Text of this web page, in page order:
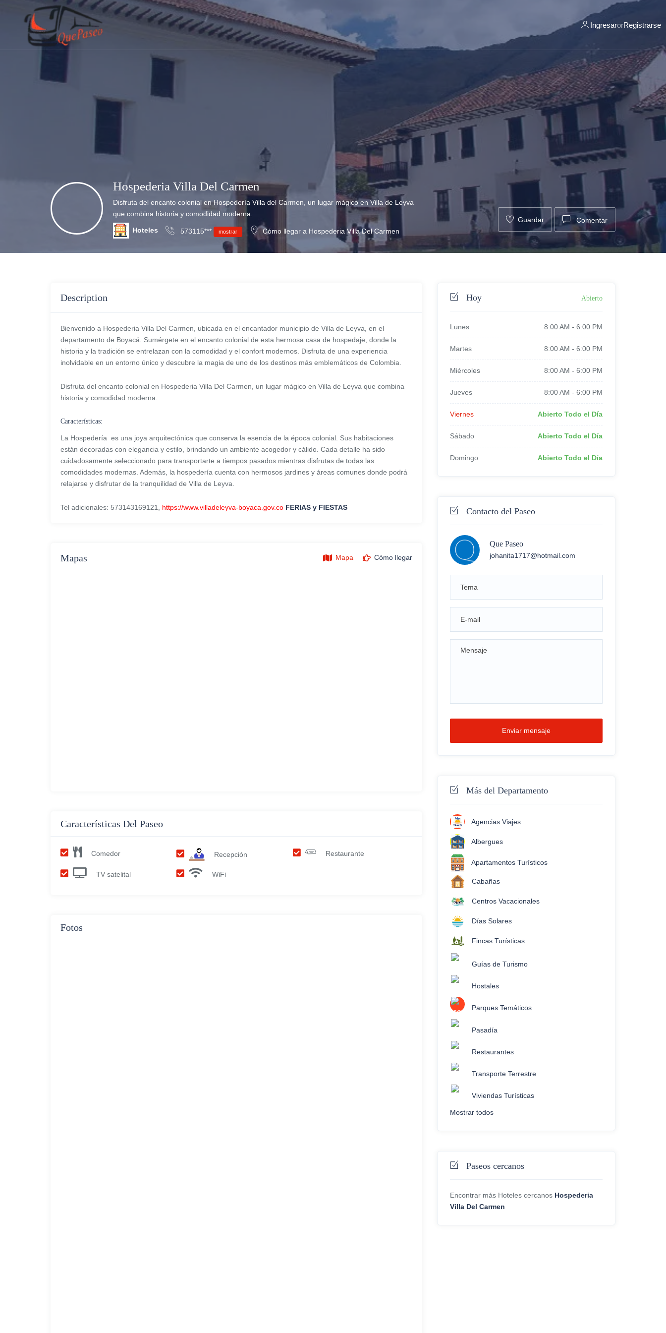
IngresarorRegistrarse
Hospederia Villa Del Carmen
Disfruta del encanto colonial en Hospedería Villa del Carmen, un lugar mágico en Villa de Leyva
que combina historia y comodidad moderna.
Hoteles 573115*** mostrar Cómo llegar a Hospederia Villa Del Carmen
Guardar Comentar
Description
Bienvenido a Hospederia Villa Del Carmen, ubicada en el encantador municipio de Villa de Leyva, en el
departamento de Boyacá. Sumérgete en el encanto colonial de esta hermosa casa de hospedaje, donde la
historia y la tradición se entrelazan con la comodidad y el confort modernos. Disfruta de una experiencia
inolvidable en un entorno único y descubre la magia de uno de los destinos más emblemáticos de Colombia.
Disfruta del encanto colonial en Hospederia Villa Del Carmen, un lugar mágico en Villa de Leyva que combina
historia y comodidad moderna.
Características:
La Hospedería es una joya arquitectónica que conserva la esencia de la época colonial. Sus habitaciones
están decoradas con elegancia y estilo, brindando un ambiente acogedor y cálido. Cada detalle ha sido
cuidadosamente seleccionado para transportarte a tiempos pasados ​​mientras disfrutas de todas las
comodidades modernas. Además, la hospedería cuenta con hermosos jardines y áreas comunes donde podrá
relajarse y disfrutar de la tranquilidad de Villa de Leyva.
Tel adicionales: 573143169121, https://www.villadeleyva-boyaca.gov.co FERIAS y FIESTAS
Mapas Mapa Cómo llegar
Características Del Paseo
Comedor Recepción Restaurante
TV satelital WiFi
Fotos
Hoy Abierto
Lunes 8:00 AM - 6:00 PM
Martes 8:00 AM - 6:00 PM
Miércoles 8:00 AM - 6:00 PM
Jueves 8:00 AM - 6:00 PM
Viernes Abierto Todo el Día
Sábado Abierto Todo el Día
Domingo Abierto Todo el Día
Contacto del Paseo
Que Paseo
johanita1717@hotmail.com
Enviar mensaje
Más del Departamento
Agencias Viajes
Albergues
Apartamentos Turísticos
Cabañas
Centros Vacacionales
Días Solares
Fincas Turísticas
Guías de Turismo
Hostales
Parques Temáticos
Pasadía
Restaurantes
Transporte Terrestre
Viviendas Turísticas
Mostrar todos
Paseos cercanos
Encontrar más Hoteles cercanos Hospederia
Villa Del Carmen